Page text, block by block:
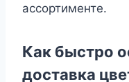
ассортименте.
Как быстро
доставка